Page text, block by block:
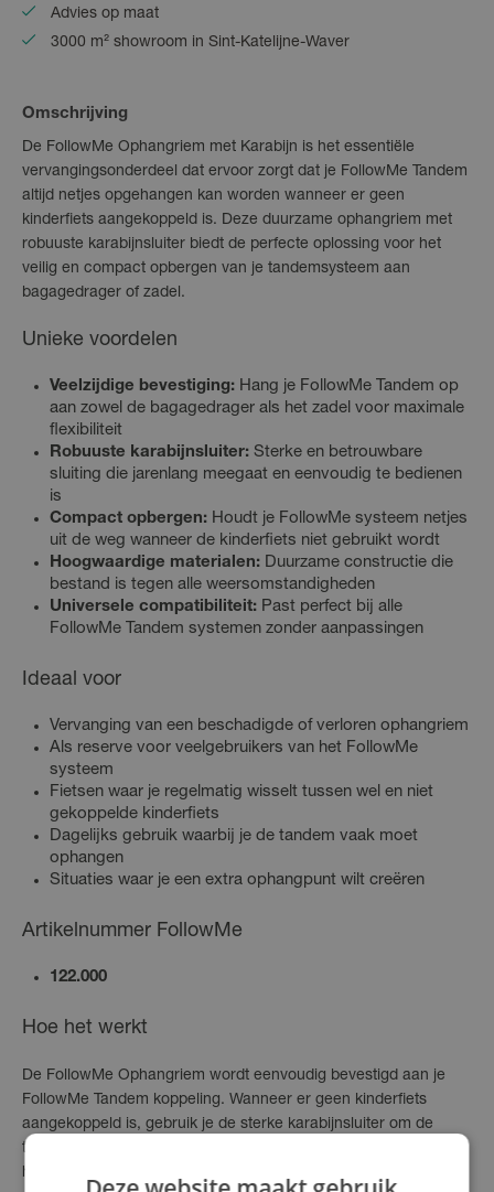
Advies op maat
3000 m² showroom in Sint-Katelijne-Waver
Omschrijving
De FollowMe Ophangriem met Karabijn is het essentiële
vervangingsonderdeel dat ervoor zorgt dat je FollowMe Tandem
altijd netjes opgehangen kan worden wanneer er geen
kinderfiets aangekoppeld is. Deze duurzame ophangriem met
robuuste karabijnsluiter biedt de perfecte oplossing voor het
veilig en compact opbergen van je tandemsysteem aan
bagagedrager of zadel.
Unieke voordelen
Veelzijdige bevestiging: Hang je FollowMe Tandem op
aan zowel de bagagedrager als het zadel voor maximale
flexibiliteit
Robuuste karabijnsluiter: Sterke en betrouwbare
sluiting die jarenlang meegaat en eenvoudig te bedienen
is
Compact opbergen: Houdt je FollowMe systeem netjes
uit de weg wanneer de kinderfiets niet gebruikt wordt
Hoogwaardige materialen: Duurzame constructie die
bestand is tegen alle weersomstandigheden
Universele compatibiliteit: Past perfect bij alle
FollowMe Tandem systemen zonder aanpassingen
Ideaal voor
Vervanging van een beschadigde of verloren ophangriem
Als reserve voor veelgebruikers van het FollowMe
systeem
Fietsen waar je regelmatig wisselt tussen wel en niet
gekoppelde kinderfiets
Dagelijks gebruik waarbij je de tandem vaak moet
ophangen
Situaties waar je een extra ophangpunt wilt creëren
Artikelnummer FollowMe
122.000
Hoe het werkt
De FollowMe Ophangriem wordt eenvoudig bevestigd aan je
FollowMe Tandem koppeling. Wanneer er geen kinderfiets
aangekoppeld is, gebruik je de sterke karabijnsluiter om de
tandem op te hangen aan je bagagedrager of zadel. De riem
houdt het systeem veilig op zijn plaats en voorkomt dat